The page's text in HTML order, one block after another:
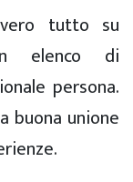
tutto su
elenco di
persona.
buona unione